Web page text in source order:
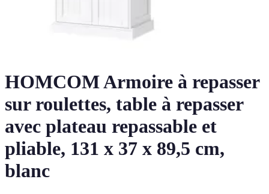
HOMCOM Armoire à repasser
sur roulettes, table à repasser
avec plateau repassable et
pliable, 131 x 37 x 89,5 cm,
blanc